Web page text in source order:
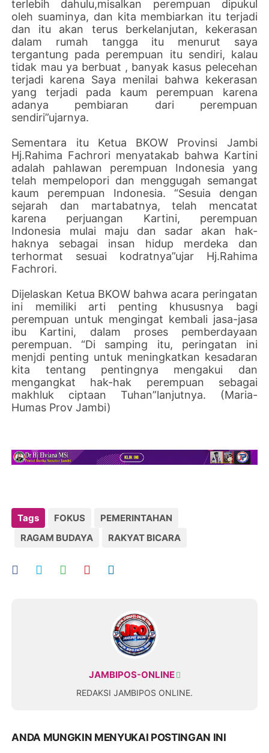
terlebih dahulu,misalkan perempuan dipukul
oleh suaminya, dan kita membiarkan itu terjadi
dan itu akan terus berkelanjutan, kekerasan
dalam rumah tangga itu menurut saya
tergantung pada perempuan itu sendiri, kalau
tidak mau ya berbuat , banyak kasus pelecehan
terjadi karena Saya menilai bahwa kekerasan
yang terjadi pada kaum perempuan karena
adanya pembiaran dari perempuan
sendiri”ujarnya.
Sementara itu Ketua BKOW Provinsi Jambi
Hj.Rahima Fachrori menyatakab bahwa Kartini
adalah pahlawan perempuan Indonesia yang
telah mempelopori dan menggugah semangat
kaum perempuan Indonesia. “Sesuia dengan
sejarah dan martabatnya, telah mencatat
karena perjuangan Kartini, perempuan
Indonesia mulai maju dan sadar akan hak-
haknya sebagai insan hidup merdeka dan
terhormat sesuai kodratnya”ujar Hj.Rahima
Fachrori.
Dijelaskan Ketua BKOW bahwa acara peringatan
ini memiliki arti penting khususnya bagi
perempuan untuk mengingat kembali jasa-jasa
ibu Kartini, dalam proses pemberdayaan
perempuan. “Di samping itu, peringatan ini
menjdi penting untuk meningkatkan kesadaran
kita tentang pentingnya mengakui dan
mengangkat hak-hak perempuan sebagai
makhluk ciptaan Tuhan”lanjutnya. (Maria-
Humas Prov Jambi)
Tags FOKUS
PEMERINTAHAN
RAGAM BUDAYA
RAKYAT BICARA
JAMBIPOS-ONLINE
REDAKSI JAMBIPOS ONLINE.
ANDA MUNGKIN MENYUKAI POSTINGAN INI